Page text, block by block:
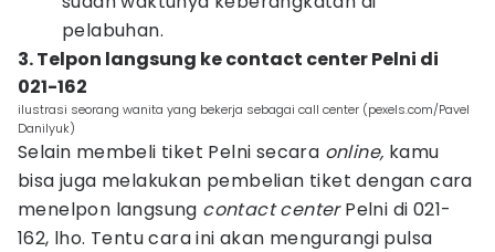
pelabuhan.
3. Telpon langsung ke contact center Pelni di
021-162
ilustrasi seorang wanita yang bekerja sebagai call center (pexels.com/Pavel
Danilyuk)
Selain membeli tiket Pelni secara online, kamu
bisa juga melakukan pembelian tiket dengan cara
menelpon langsung contact centerPelni di 021-
162, lho. Tentu cara ini akan mengurangi pulsa